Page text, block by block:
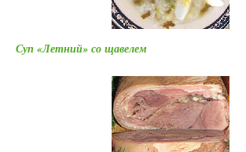
Суп «Летний» со щавелем